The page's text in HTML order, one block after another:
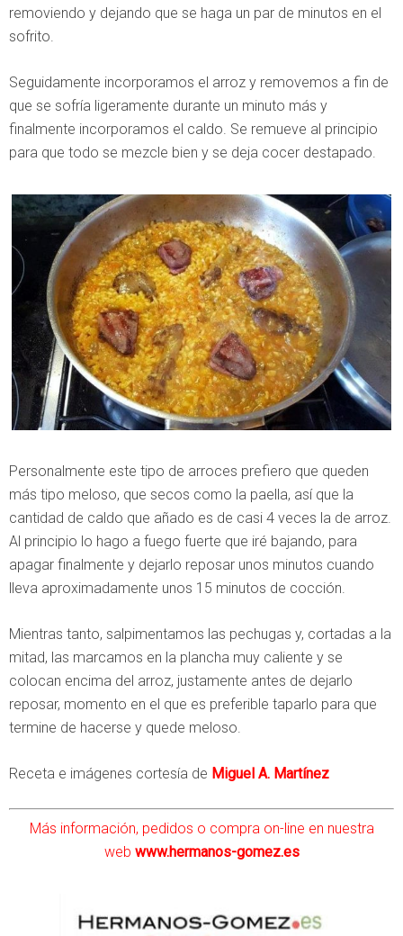
removiendo y dejando que se haga un par de minutos en el
sofrito.
Seguidamente incorporamos el arroz y removemos a fin de
que se sofría ligeramente durante un minuto más y
finalmente incorporamos el caldo. Se remueve al principio
para que todo se mezcle bien y se deja cocer destapado.
Personalmente este tipo de arroces prefiero que queden
más tipo meloso, que secos como la paella, así que la
cantidad de caldo que añado es de casi 4 veces la de arroz.
Al principio lo hago a fuego fuerte que iré bajando, para
apagar finalmente y dejarlo reposar unos minutos cuando
lleva aproximadamente unos 15 minutos de cocción.
Mientras tanto, salpimentamos las pechugas y, cortadas a la
mitad, las marcamos en la plancha muy caliente y se
colocan encima del arroz, justamente antes de dejarlo
reposar, momento en el que es preferible taparlo para que
termine de hacerse y quede meloso.
Receta e imágenes cortesía de Miguel A. Martínez
Más información, pedidos o compra on-line en nuestra
web www.hermanos-gomez.es